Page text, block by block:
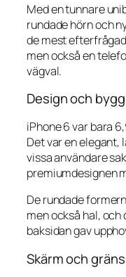
Med en tunnare
rundade hörn och
de mest
men också en
vägval.
Design och
iPhone 6 var bara
Det var en elegant,
vissa användare
premiumdesignen
De rundade
men också hal,
baksidan gav
Skärm och